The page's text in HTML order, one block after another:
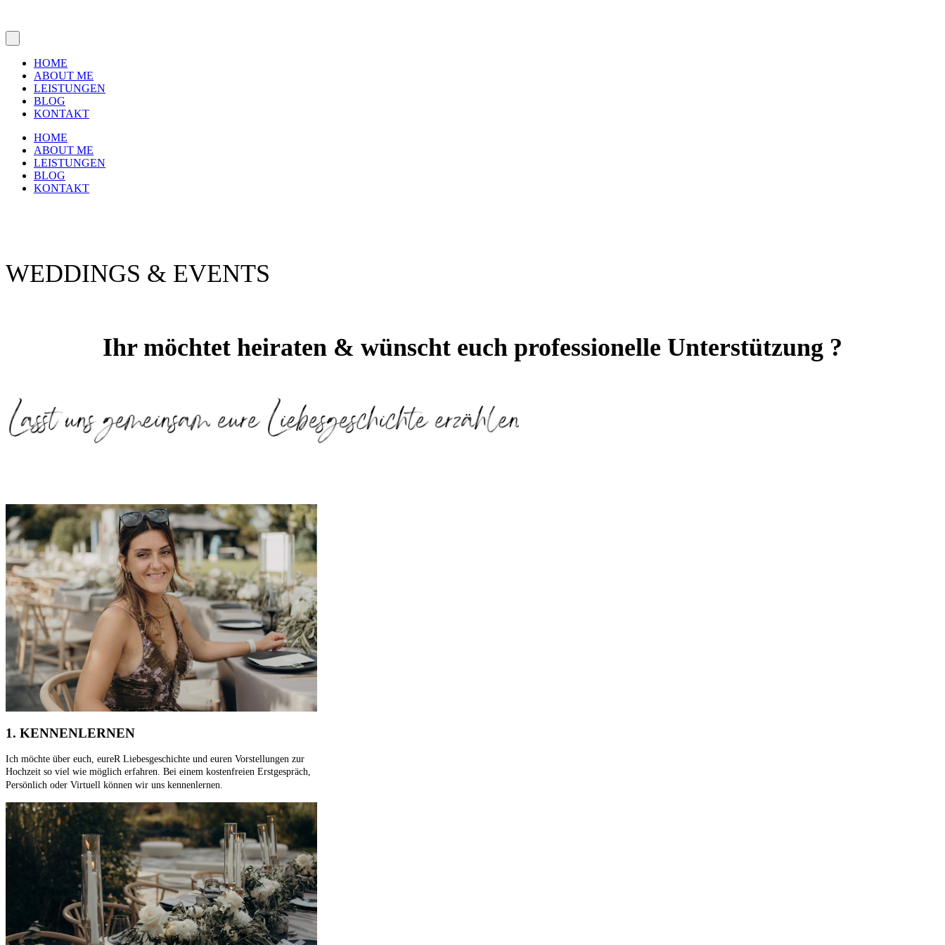
HOME
ABOUT ME
LEISTUNGEN
BLOG
KONTAKT
HOME
ABOUT ME
LEISTUNGEN
BLOG
KONTAKT
WEDDINGS & EVENTS
Ihr möchtet heiraten & wünscht euch professionelle Unterstützung ?
1. KENNENLERNEN
Ich möchte über euch, eureR Liebesgeschichte und euren Vorstellungen zur
Hochzeit so viel wie möglich erfahren. Bei einem kostenfreien Erstgespräch,
Persönlich oder Virtuell können wir uns kennenlernen.